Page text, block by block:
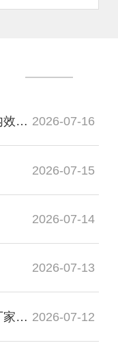
艺术玻璃加工生产厂家装置室内效果图 2026-07-16
2026-07-15
2026-07-14
2026-07-13
阳台洗衣房艺术玻璃加工生产厂家玻璃 2026-07-12